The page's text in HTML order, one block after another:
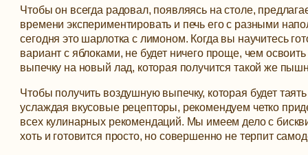
Чтобы он всегда радовал, появляясь на столе,
времени экспериментировать и печь его с разными
сегодня это шарлотка с лимоном. Когда вы научитесь
вариант с яблоками, не будет ничего проще, чем
выпечку на новый лад, которая получится такой же
Чтобы получить воздушную выпечку, которая будет таять
услаждая вкусовые рецепторы, рекомендуем четко
всех кулинарных рекомендаций. Мы имеем дело с
хоть и готовится просто, но совершенно не терпит